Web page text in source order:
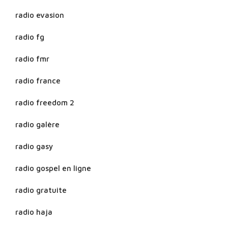
radio evasion
radio fg
radio fmr
radio france
radio freedom 2
radio galère
radio gasy
radio gospel en ligne
radio gratuite
radio haja